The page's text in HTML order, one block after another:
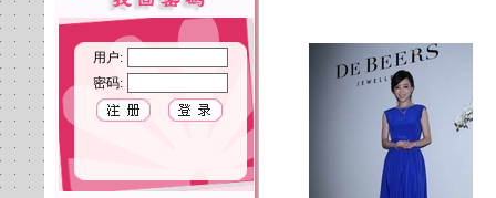
用户:
密码: